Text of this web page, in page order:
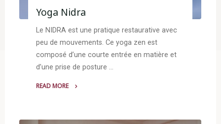
Yoga Nidra
Le NIDRA est une pratique restaurative avec
peu de mouvements. Ce yoga zen est
composé d’une courte entrée en matière et
d’une prise de posture …
READ MORE